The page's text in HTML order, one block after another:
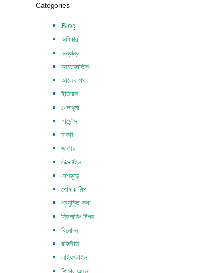
Categories
Blog
অধিকার
অন্যান্য
আন্তজার্তিক
আলোর পথ
ইতিহাস
খেলাধুলা
গার্মেন্টস
চাকরি
জাতীয়
টেক্সটাইল
দেশজুড়ে
পোষাক শিল্প
প্রযুক্তি কথা
ফ্রিলান্সিং টিপস
বিনোদন
রাজনীতি
লাইফস্টাইল
শিক্ষার আলো